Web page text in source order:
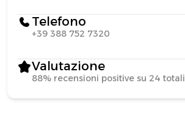
Telefono
+39 388 752 7320
Valutazione
88% recensioni positive su 24 totali